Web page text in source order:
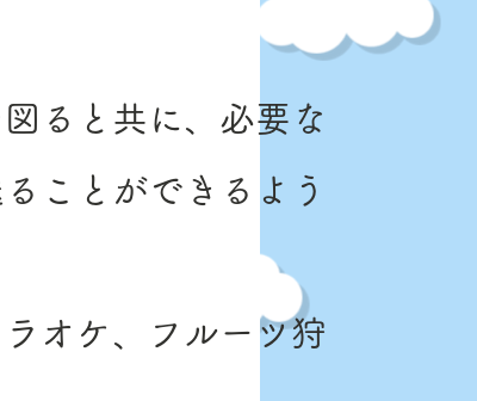
ると共に、必要な
ことができるよう
オケ、フルーツ狩